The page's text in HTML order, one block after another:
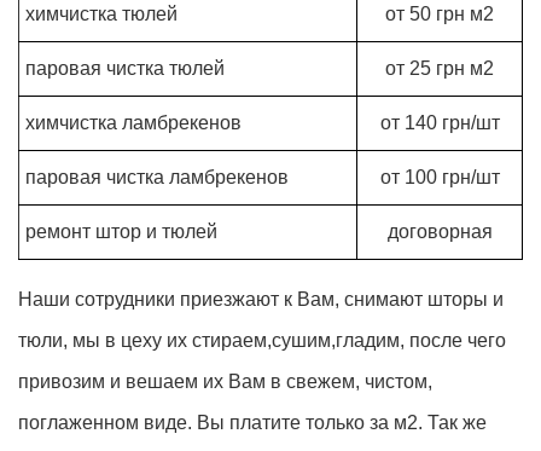
химчистка тюлей от 50 грн м2
паровая чистка тюлей от 25 грн м2
химчистка ламбрекенов от 140 грн/шт
паровая чистка ламбрекенов от 100 грн/шт
ремонт штор и тюлей договорная
Наши сотрудники приезжают к Вам, снимают шторы и
тюли, мы в цеху их стираем,сушим,гладим, после чего
привозим и вешаем их Вам в свежем, чистом,
поглаженном виде. Вы платите только за м2. Так же